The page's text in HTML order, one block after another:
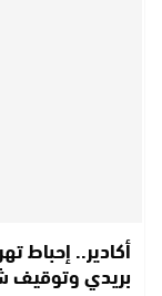
بريدي